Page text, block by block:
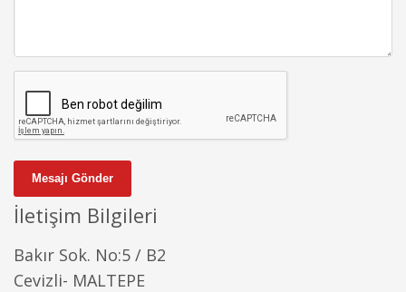
Mesajı Gönder
İletişim Bilgileri
Bakır Sok. No:5 / B2
Cevizli- MALTEPE